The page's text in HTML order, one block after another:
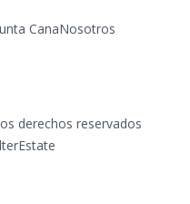
CanaNosotros
derechos reservados